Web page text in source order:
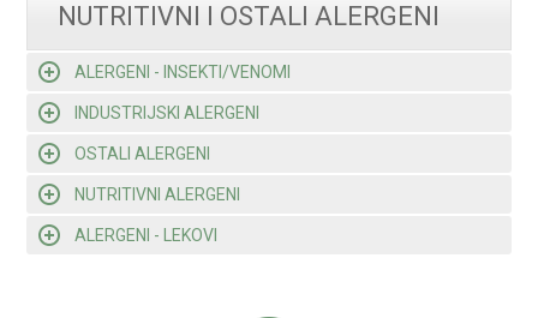
NUTRITIVNI I OSTALI ALERGENI
ALERGENI - INSEKTI/VENOMI
INDUSTRIJSKI ALERGENI
OSTALI ALERGENI
NUTRITIVNI ALERGENI
ALERGENI - LEKOVI